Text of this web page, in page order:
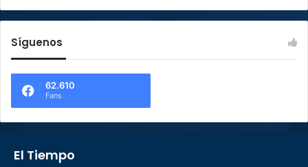
Síguenos
62.610
Fans
El Tiempo